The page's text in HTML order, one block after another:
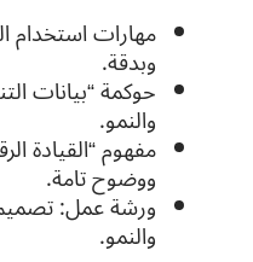
مهارات استخدام
وبدقة.
حوكمة “بيانات
والنمو.
مفهوم “القيادة
ووضوح تامة.
ورشة عمل:
والنمو.